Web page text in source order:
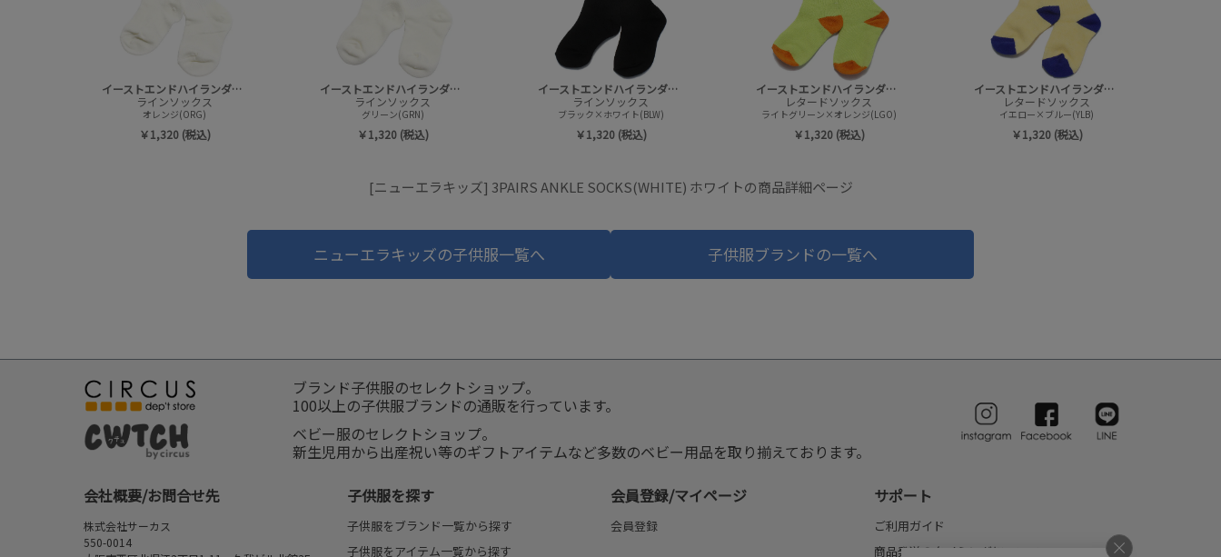
イーストエンドハイランダーズ
ラインソックス
オレンジ(ORG)
￥1,320 (税込)
イーストエンドハイランダーズ
ラインソックス
グリーン(GRN)
￥1,320 (税込)
イーストエンドハイランダーズ
ラインソックス
ブラック×ホワイト(BLW)
￥1,320 (税込)
イーストエンドハイランダーズ
レタードソックス
ライトグリーン×オレンジ(LGO)
￥1,320 (税込)
イーストエンドハイランダーズ
レタードソックス
イエロー×ブルー(YLB)
￥1,320 (税込)
[ニューエラキッズ] 3PAIRS ANKLE SOCKS(WHITE) ホワイトの商品詳細ページ
ニューエラキッズの子供服一覧へ 子供服ブランドの一覧へ
ブランド子供服のセレクトショップ。
100以上の子供服ブランドの通販を行っています。
ベビー服のセレクトショップ。
新生児用から出産祝い等のギフトアイテムなど多数のベビー用品を取り揃えております。
会社概要/お問合せ先
株式会社サーカス
550-0014
子供服を探す
子供服をブランド一覧から探す
子供服をアイテム一覧から探す
会員登録/マイページ
会員登録
サポート
ご利用ガイド
商品発送のタイミングについて